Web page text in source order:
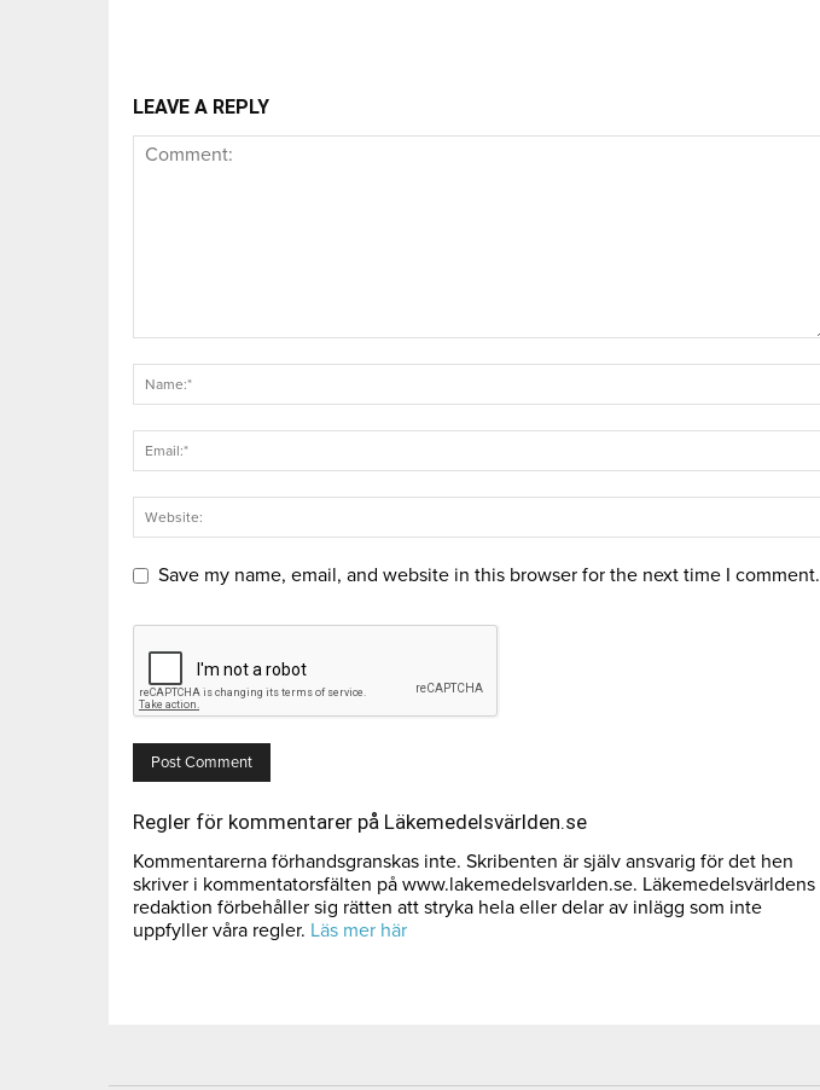
LEAVE A REPLY
Save my name, email, and website in this browser for the next time I comment.
Regler för kommentarer på Läkemedelsvärlden.se
Kommentarerna förhandsgranskas inte. Skribenten är själv ansvarig för det hen
skriver i kommentatorsfälten på www.lakemedelsvarlden.se. Läkemedelsvärldens
redaktion förbehåller sig rätten att stryka hela eller delar av inlägg som inte
uppfyller våra regler. Läs mer här